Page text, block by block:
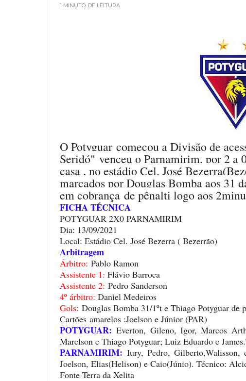
1 MINUTO DE LEITURA
O Potyguar começou a Divisão de
Seridó" venceu o Parnamirim, por 2 a
casa , no estádio Cel. José
marcados por Douglas Bomba aos 31
em cobrança de pênalti logo aos
FICHA TÉCNICA
POTYGUAR 2X0 PARNAMIRIM
Dia: 13/09/2021
Local: Estádio Cel. José Bezerra ( Bezerrão)
Arbitragem
Árbitro: Pablo Ramon
Assistente 1: Flávio Barroca
Assistente 2: Pedro Sanderson
4º árbitro: Daniel Medeiros
Gols: Douglas Bomba 31/1ºt e Thiago Potyguar de
Cartões amarelos :Joelson e Júnior (PAR)
POTYGUAR: Everton, Gileno, Igor, Marcos
Marelson e Thiago Potyguar; Luiz Eduardo e
PARNAMIRIM: Iury, Pedro, Gilberto,Walisson,
Joelson, Elias(Helison) e Caio(Júnio). Técnico:
Fonte Terra da Xelita